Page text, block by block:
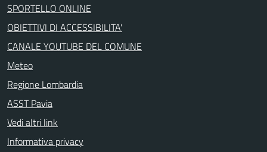
SPORTELLO ONLINE
OBIETTIVI DI ACCESSIBILITA'
CANALE YOUTUBE DEL COMUNE
Meteo
Regione Lombardia
ASST Pavia
Vedi altri link
Informativa privacy